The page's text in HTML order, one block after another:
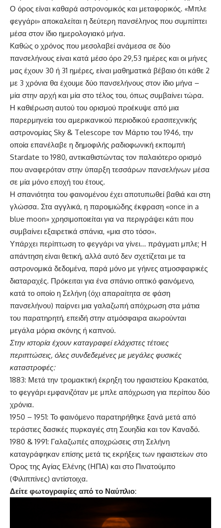
Ο όρος είναι καθαρά αστρονομικός και μεταφορικός. «Μπλε
φεγγάρι» αποκαλείται η δεύτερη πανσέληνος που συμπίπτει
μέσα στον ίδιο ημερολογιακό μήνα.
​Καθώς ο χρόνος που μεσολαβεί ανάμεσα σε δύο
πανσελήνους είναι κατά μέσο όρο 29,53 ημέρες και οι μήνες
μας έχουν 30 ή 31 ημέρες, είναι μαθηματικά βέβαιο ότι κάθε 2
με 3 χρόνια θα έχουμε δύο πανσελήνους στον ίδιο μήνα –
μία στην αρχή και μία στο τέλος του, όπως συμβαίνει τώρα.
​Η καθιέρωση αυτού του ορισμού προέκυψε από μια
παρερμηνεία του αμερικανικού περιοδικού ερασιτεχνικής
αστρονομίας Sky & Telescope τον Μάρτιο του 1946, την
οποία επανέλαβε η δημοφιλής ραδιοφωνική εκπομπή
Stardate το 1980, αντικαθιστώντας τον παλαιότερο ορισμό
που αναφερόταν στην ύπαρξη τεσσάρων πανσελήνων μέσα
σε μία μόνο εποχή του έτους.
​Η σπανιότητα του φαινομένου έχει αποτυπωθεί βαθιά και στη
γλώσσα. Στα αγγλικά, η παροιμιώδης έκφραση «once in a
blue moon» χρησιμοποιείται για να περιγράψει κάτι που
συμβαίνει εξαιρετικά σπάνια, «μια στο τόσο».
​Υπάρχει περίπτωση το φεγγάρι να γίνει… πράγματι μπλε; Η
απάντηση είναι θετική, αλλά αυτό δεν σχετίζεται με τα
αστρονομικά δεδομένα, παρά μόνο με γήινες ατμοσφαιρικές
διαταραχές. Πρόκειται για ένα σπάνιο οπτικό φαινόμενο,
κατά το οποίο η Σελήνη (όχι απαραίτητα σε φάση
πανσελήνου) παίρνει μια γαλαζωπή απόχρωση στα μάτια
του παρατηρητή, επειδή στην ατμόσφαιρα αιωρούνται
μεγάλα μόρια σκόνης ή καπνού.
​Στην ιστορία έχουν καταγραφεί ελάχιστες τέτοιες
περιπτώσεις, όλες συνδεδεμένες με μεγάλες φυσικές
καταστροφές:
​1883: Μετά την τρομακτική έκρηξη του ηφαιστείου Κρακατόα,
το φεγγάρι εμφανιζόταν με μπλε απόχρωση για περίπου δύο
χρόνια.
​1950 – 1951: Το φαινόμενο παρατηρήθηκε ξανά μετά από
τεράστιες δασικές πυρκαγιές στη Σουηδία και τον Καναδό.
​1980 & 1991: Γαλαζωπές αποχρώσεις στη Σελήνη
καταγράφηκαν επίσης μετά τις εκρήξεις των ηφαιστείων στο
Όρος της Αγίας Ελένης (ΗΠΑ) και στο Πινατούμπο
(Φιλιππίνες) αντίστοιχα.
Δείτε φωτογραφίες από το Ναύπλιο: